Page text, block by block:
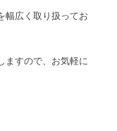
幅広く取り扱ってお
ますので、お気軽に